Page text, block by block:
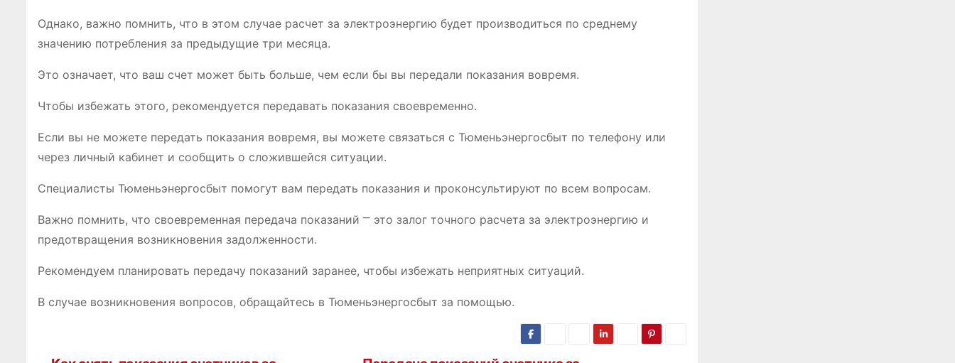
Однако, важно помнить, что в этом случае расчет за электроэнергию будет производиться по среднему
значению потребления за предыдущие три месяца.
Это означает, что ваш счет может быть больше, чем если бы вы передали показания вовремя.
Чтобы избежать этого, рекомендуется передавать показания своевременно.
Если вы не можете передать показания вовремя, вы можете связаться с Тюменьэнергосбыт по телефону или
через личный кабинет и сообщить о сложившейся ситуации.
Специалисты Тюменьэнергосбыт помогут вам передать показания и проконсультируют по всем вопросам.
Важно помнить, что своевременная передача показаний ⎻ это залог точного расчета за электроэнергию и
предотвращения возникновения задолженности.
Рекомендуем планировать передачу показаний заранее, чтобы избежать неприятных ситуаций.
В случае возникновения вопросов, обращайтесь в Тюменьэнергосбыт за помощью.